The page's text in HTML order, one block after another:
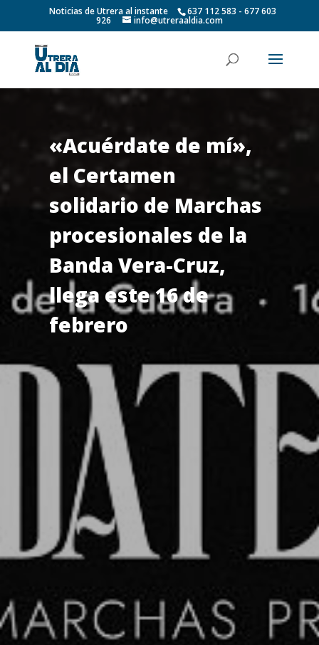
Noticias de Utrera al instante 637 112 583 - 677 603
926 info@utreraaldia.com
«Acuérdate de mí»,
el Certamen
solidario de Marchas
procesionales de la
Banda Vera-Cruz,
llega este 16 de
febrero